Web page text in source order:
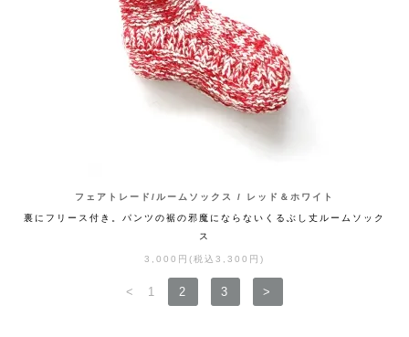
フェアトレード/ルームソックス / レッド＆ホワイト
裏にフリース付き。パンツの裾の邪魔にならないくるぶし丈ルームソック
ス
3,000円(税込3,300円)
< 1 2 3 >